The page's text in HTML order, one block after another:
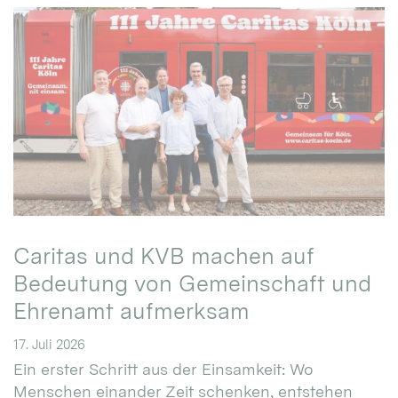
Caritas und KVB machen auf
Bedeutung von Gemeinschaft und
Ehrenamt aufmerksam
17. Juli 2026
Ein erster Schritt aus der Einsamkeit: Wo
Menschen einander Zeit schenken, entstehen